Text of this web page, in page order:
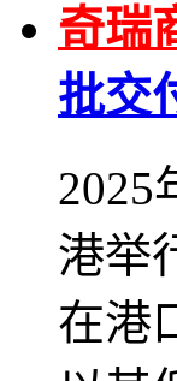
奇瑞
批交
2025
港举
在港